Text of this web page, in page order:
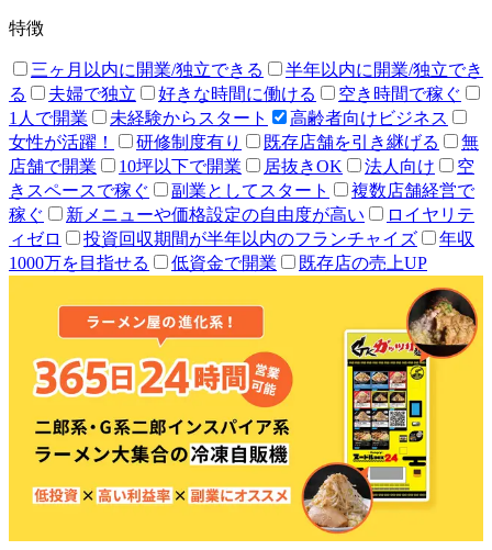
特徴
三ヶ月以内に開業/独立できる
半年以内に開業/独立でき
る
夫婦で独立 好きな時間に働ける
空き時間で稼ぐ
1人で開業
未経験からスタート
高齢者向けビジネス
女性が活躍！
研修制度有り 既存店舗を引き継げる
無
店舗で開業
10坪以下で開業 居抜きOK 法人向け
空
きスペースで稼ぐ
副業としてスタート
複数店舗経営で
稼ぐ
新メニューや価格設定の自由度が高い
ロイヤリテ
ィゼロ
投資回収期間が半年以内のフランチャイズ
年収
1000万を目指せる
低資金で開業 既存店の売上UP